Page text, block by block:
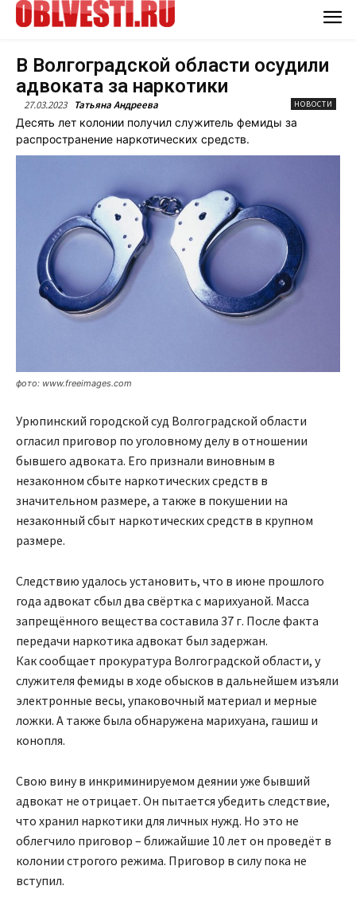
В Волгоградской области осудили
адвоката за наркотики
27.03.2023 Татьяна Андреева НОВОСТИ
Десять лет колонии получил служитель фемиды за
распространение наркотических средств.
фото: www.freeimages.com
Урюпинский городской суд Волгоградской области
огласил приговор по уголовному делу в отношении
бывшего адвоката. Его признали виновным в
незаконном сбыте наркотических средств в
значительном размере, а также в покушении на
незаконный сбыт наркотических средств в крупном
размере.
Следствию удалось установить, что в июне прошлого
года адвокат сбыл два свёртка с марихуаной. Масса
запрещённого вещества составила 37 г. После факта
передачи наркотика адвокат был задержан.
Как сообщает прокуратура Волгоградской области, у
служителя фемиды в ходе обысков в дальнейшем изъяли
электронные весы, упаковочный материал и мерные
ложки. А также была обнаружена марихуана, гашиш и
конопля.
Свою вину в инкриминируемом деянии уже бывший
адвокат не отрицает. Он пытается убедить следствие,
что хранил наркотики для личных нужд. Но это не
облегчило приговор – ближайшие 10 лет он проведёт в
колонии строгого режима. Приговор в силу пока не
вступил.